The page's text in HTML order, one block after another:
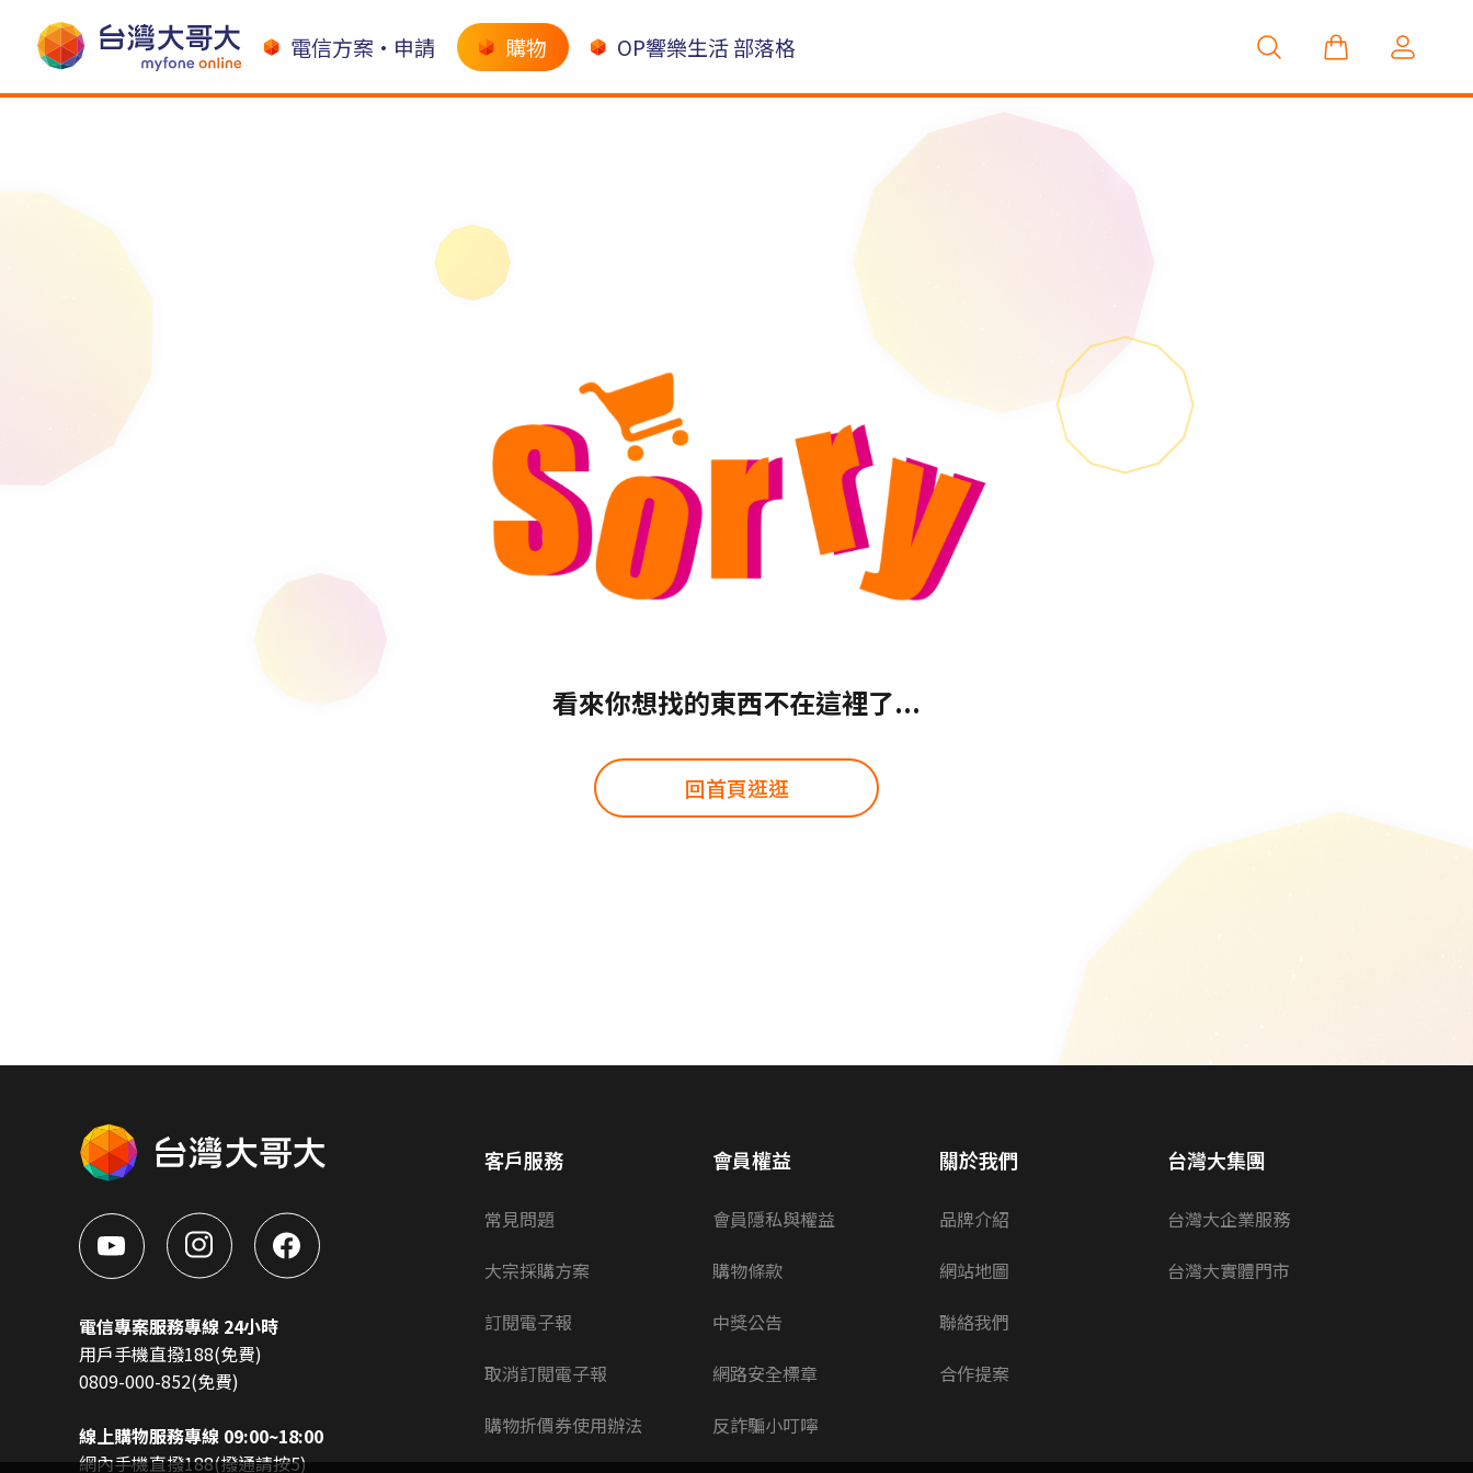
電信方案•申請 購物 OP響樂生活 部落格
看來你想找的東西不在這裡了...
回首頁逛逛
電信專案服務專線 24小時
用戶手機直撥188(免費)
0809-000-852(免費)
線上購物服務專線 09:00~18:00
網內手機直撥188(撥通請按5)
客戶服務
常見問題
大宗採購方案
訂閱電子報
取消訂閱電子報
購物折價券使用辦法
會員權益
會員隱私與權益
購物條款
中獎公告
網路安全標章
反詐騙小叮嚀
關於我們
品牌介紹
網站地圖
聯絡我們
合作提案
台灣大集團
台灣大企業服務
台灣大實體門市